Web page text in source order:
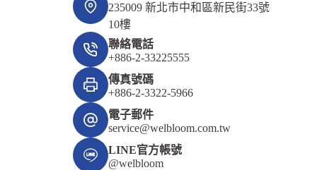
235009 新北市中和區新民街33號
10樓
聯絡電話
+886-2-33225555
傳真號碼
+886-2-3322-5966
電子郵件
service@welbloom.com.tw
LINE官方帳號
@welbloom